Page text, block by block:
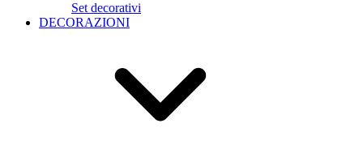
Set decorativi
DECORAZIONI